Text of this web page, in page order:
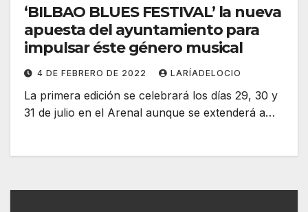
‘BILBAO BLUES FESTIVAL’ la nueva
apuesta del ayuntamiento para
impulsar éste género musical
4 DE FEBRERO DE 2022 LARÍADELOCIO
La primera edición se celebrará los días 29, 30 y
31 de julio en el Arenal aunque se extenderá a…